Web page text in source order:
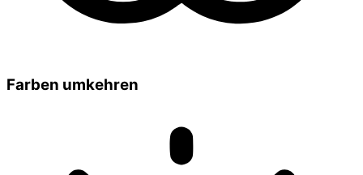
Farben umkehren